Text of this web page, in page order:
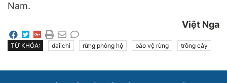
Nam.
Việt Nga
TỪ KHÓA: daiichi rừng phòng hộ bảo vệ rừng trồng cây